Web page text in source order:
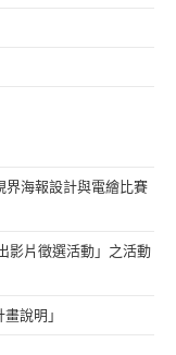
界海報設計與電繪比賽
影片徵選活動」之活動
說明」